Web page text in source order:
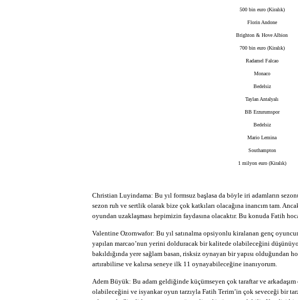
500 bin euro (Kiralık)
Florin Andone
Brighton & Hove Albion
700 bin euro (Kiralık)
Radamel Falcao
Monaco
Bedelsiz
Taylan Antalyalı
BB Erzurumspor
Bedelsiz
Mario Lemina
Southampton
1 milyon euro (Kiralık)
Christian Luyindama: Bu yıl formsuz başlasa da böyle iri adamların
sezon ruh ve sertlik olarak bize çok katkıları olacağına inancım tam.
oyundan uzaklaşması hepimizin faydasına olacaktır. Bu konuda Fatih
Valentine Ozornwafor: Bu yıl satınalma opsiyonlu kiralanan genç
yapılan marcao’nun yerini dolduracak bir kalitede olabileceğini
bakıldığında yere sağlam basan, risksiz oynayan bir yapısı olduğundan
artırabilirse ve kalırsa seneye ilk 11 oynayabileceğine inanıyorum.
Adem Büyük: Bu adam geldiğinde küçümseyen çok taraftar ve
olabileceğini ve isyankar oyun tarzıyla Fatih Terim’in çok seveceği bir